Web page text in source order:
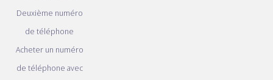
Deuxième numéro
de téléphone
Acheter un numéro
de téléphone avec